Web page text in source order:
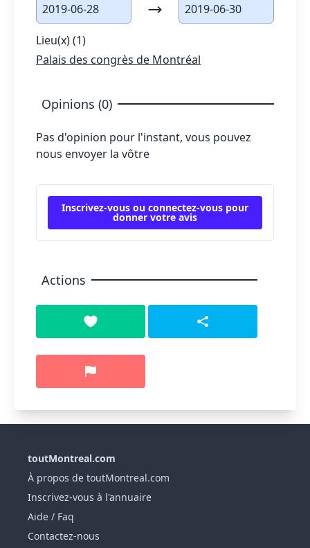
2019-06-28
2019-06-30
Lieu(x) (1)
Palais des congrès de Montréal
Opinions (0)
Pas d'opinion pour l'instant, vous pouvez
nous envoyer la vôtre
Inscrivez-vous ou connectez-vous pour
donner votre avis
Actions
toutMontreal.com
À propos de toutMontreal.com
Inscrivez-vous à l'annuaire
Aide / Faq
Contactez-nous